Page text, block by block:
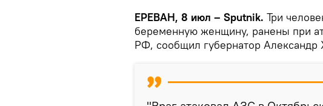
ЕРЕВАН, 8 июл – Sputnik. Три
беременную женщину, ранены при
РФ, сообщил губернатор Александр